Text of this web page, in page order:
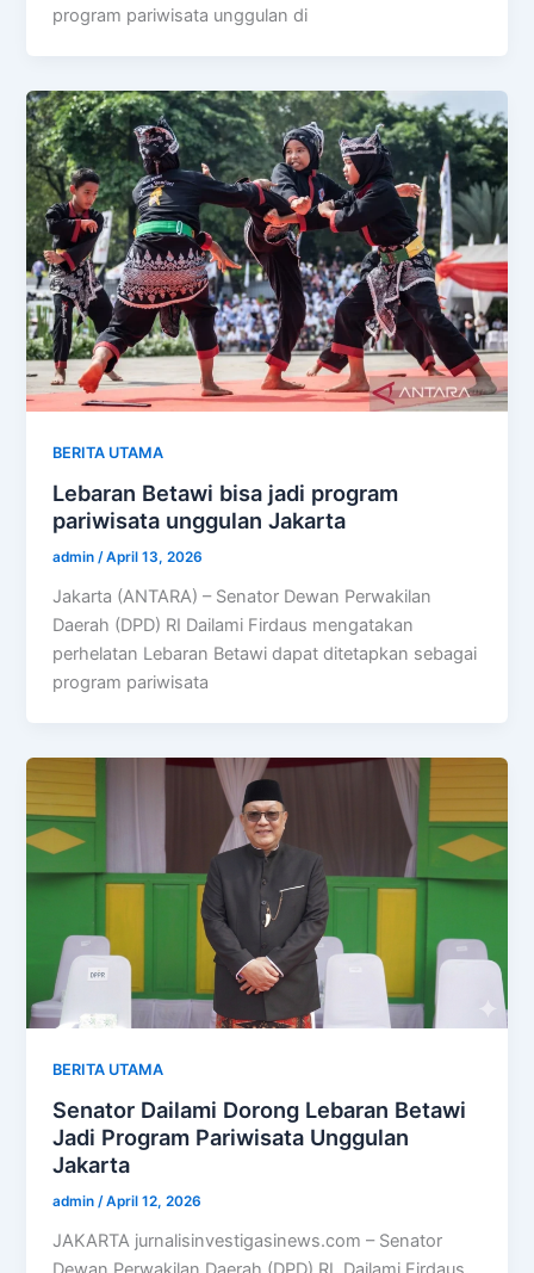
program pariwisata unggulan di
BERITA UTAMA
Lebaran Betawi bisa jadi program
pariwisata unggulan Jakarta
admin/April 13, 2026
Jakarta (ANTARA) – Senator Dewan Perwakilan
Daerah (DPD) RI Dailami Firdaus mengatakan
perhelatan Lebaran Betawi dapat ditetapkan sebagai
program pariwisata
BERITA UTAMA
Senator Dailami Dorong Lebaran Betawi
Jadi Program Pariwisata Unggulan
Jakarta
admin/April 12, 2026
JAKARTA jurnalisinvestigasinews.com – Senator